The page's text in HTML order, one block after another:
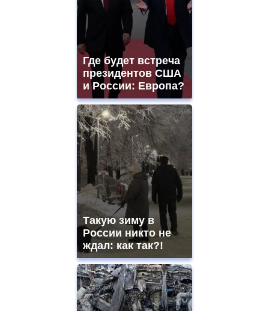
Где будет встреча
президентов США
и России: Европа?
Такую зиму в
России никто не
ждал: как так?!